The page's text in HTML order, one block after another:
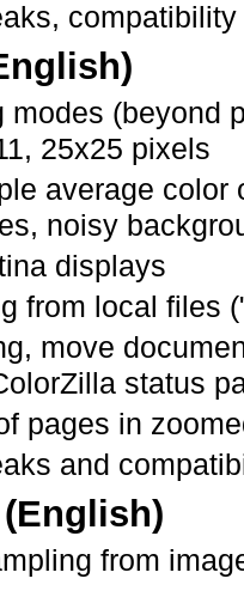
modes (beyond
25x25 pixels
average color
noisy
displays
from local files
move
status
pages in
and
from